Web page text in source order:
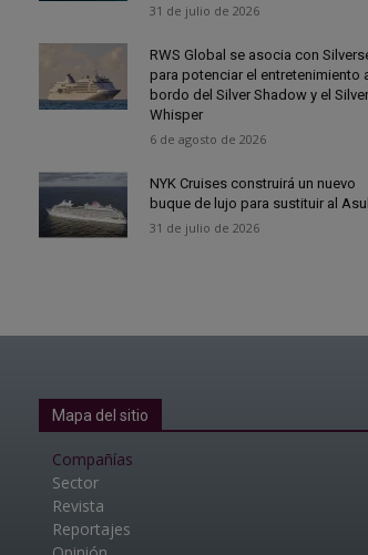
31 de julio de 2026
RWS Global se asocia con
para potenciar el entretenimiento
bordo del Silver Shadow y el Silver
Whisper
6 de agosto de 2026
NYK Cruises construirá un nuevo
buque de lujo para sustituir al
31 de julio de 2026
Mapa del sitio
Compañías
Sector
Revista
Reportajes